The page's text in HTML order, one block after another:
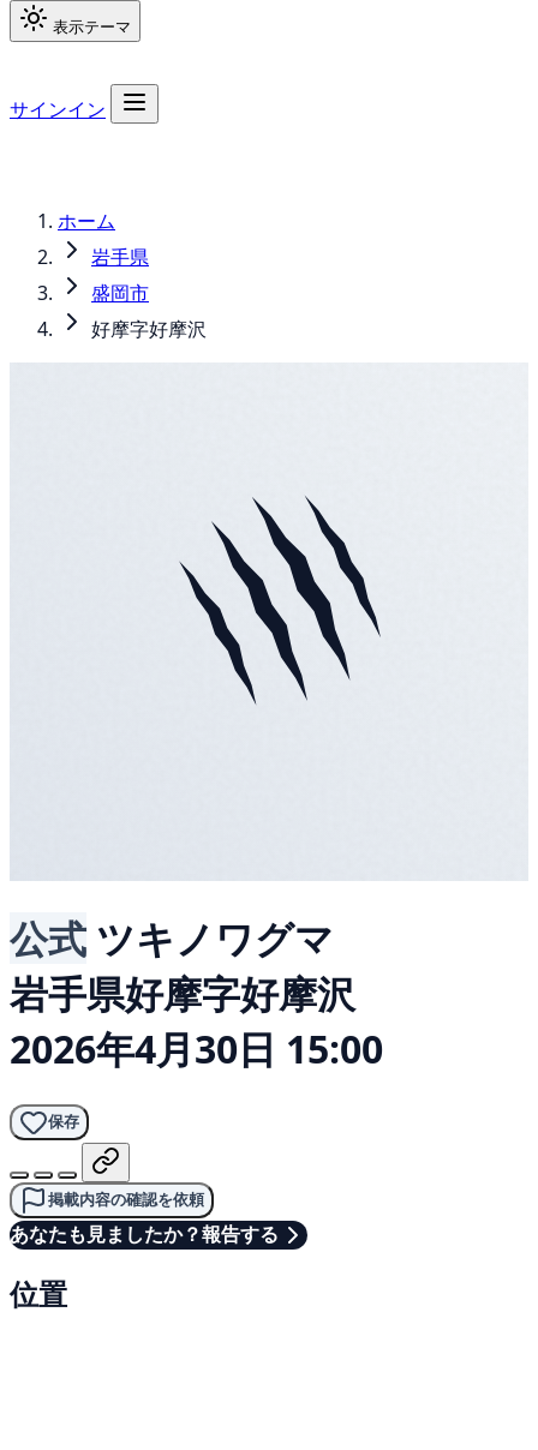
表示テーマ
サインイン
ホーム
岩手県
盛岡市
好摩字好摩沢
公式 ツキノワグマ
岩手県好摩字好摩沢
2026年4月30日 15:00
保存
掲載内容の確認を依頼
あなたも見ましたか？報告する
位置